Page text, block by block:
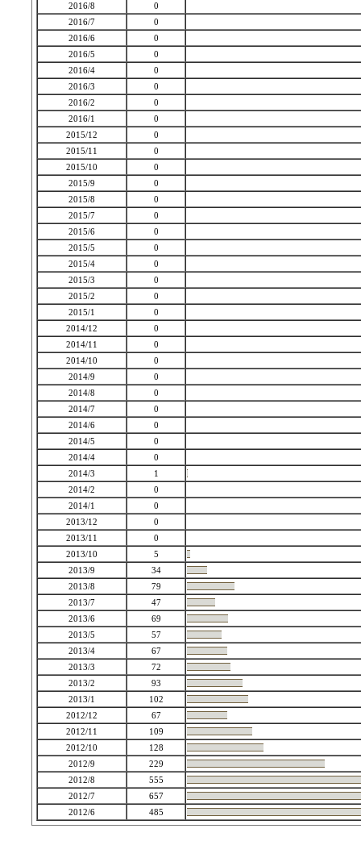
2016/8
0
2016/7
0
2016/6
0
2016/5
0
2016/4
0
2016/3
0
2016/2
0
2016/1
0
2015/12
0
2015/11
0
2015/10
0
2015/9
0
2015/8
0
2015/7
0
2015/6
0
2015/5
0
2015/4
0
2015/3
0
2015/2
0
2015/1
0
2014/12
0
2014/11
0
2014/10
0
2014/9
0
2014/8
0
2014/7
0
2014/6
0
2014/5
0
2014/4
0
2014/3
1
2014/2
0
2014/1
0
2013/12
0
2013/11
0
2013/10
5
2013/9
34
2013/8
79
2013/7
47
2013/6
69
2013/5
57
2013/4
67
2013/3
72
2013/2
93
2013/1
102
2012/12
67
2012/11
109
2012/10
128
2012/9
229
2012/8
555
2012/7
657
2012/6
485